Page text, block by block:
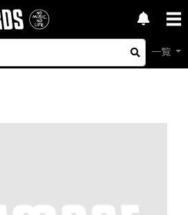
一覧